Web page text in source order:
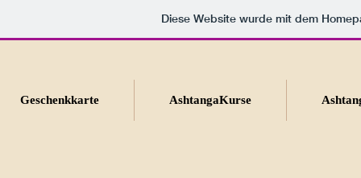
Diese Website wurde mit dem
Geschenkkarte AshtangaKurse